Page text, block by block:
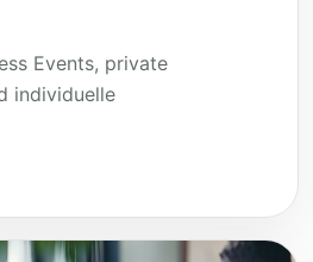
Events, private
individuelle